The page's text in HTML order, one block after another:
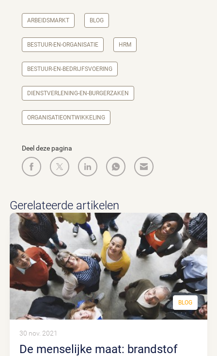
ARBEIDSMARKT BLOG
BESTUUR-EN-ORGANISATIE HRM
BESTUUR-EN-BEDRIJFSVOERING
DIENSTVERLENING-EN-BURGERZAKEN
ORGANISATIEONTWIKKELING
Deel deze pagina
Gerelateerde artikelen
BLOG
De menselijke maat: brandstof
30 nov. 2021